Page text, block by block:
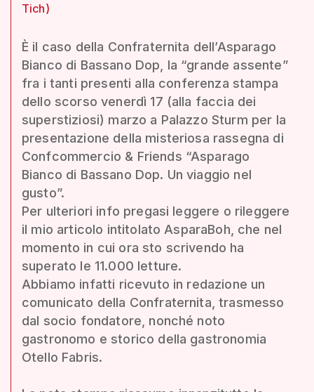
Tich)
È il caso della Confraternita dell’Asparago
Bianco di Bassano Dop, la “grande assente”
fra i tanti presenti alla conferenza stampa
dello scorso venerdì 17 (alla faccia dei
superstiziosi) marzo a Palazzo Sturm per la
presentazione della misteriosa rassegna di
Confcommercio & Friends “Asparago
Bianco di Bassano Dop. Un viaggio nel
gusto”.
Per ulteriori info pregasi leggere o rileggere
il mio articolo intitolato AsparaBoh, che nel
momento in cui ora sto scrivendo ha
superato le 11.000 letture.
Abbiamo infatti ricevuto in redazione un
comunicato della Confraternita, trasmesso
dal socio fondatore, nonché noto
gastronomo e storico della gastronomia
Otello Fabris.